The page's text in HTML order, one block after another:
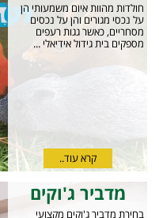
חולדות מהוות איום משמעותי הן
על נכסי מגורים והן על נכסים
מסחריים, כאשר גגות רעפים
מספקים בית גידול אידיאלי ...
קרא עוד..
מדביר ג'וקים
בחירת מדביר ג'וקים מקצועי